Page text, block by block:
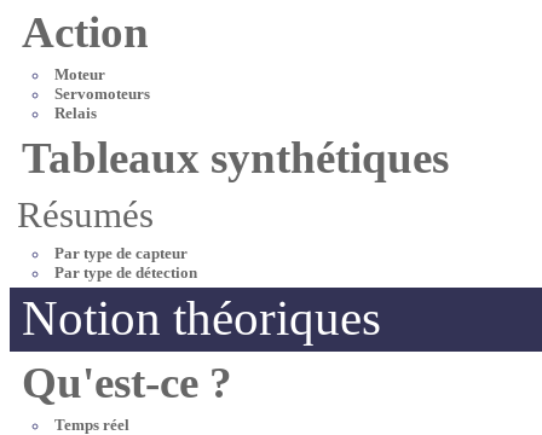
Action
Moteur
Servomoteurs
Relais
Tableaux synthétiques
Résumés
Par type de capteur
Par type de détection
Notion théoriques
Qu'est-ce ?
Temps réel